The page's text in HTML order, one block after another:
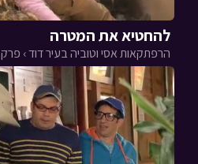
להחטיא את המטרה
הרפתקאות אסי וטוביה בעיר דוד › פרק 10